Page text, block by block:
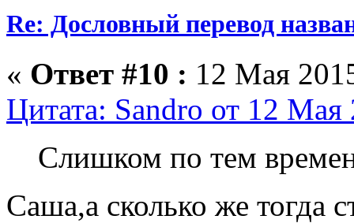
Re: Дословный перевод
« Ответ #10 : 12 Мая
Цитата: Sandro от 12
Слишком по тем
Саша,а сколько же тогда